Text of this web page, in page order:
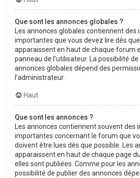
Que sont les annonces globales ?
Les annonces globales contiennent
importantes que vous devez lire dès
apparaissent en haut de chaque forum
panneau de l’utilisateur. La possibilité
annonces globales dépend des
l’administrateur.
Haut
Que sont les annonces ?
Les annonces contiennent souvent des
importantes concernant le forum que
doivent être lues dès que possible. Les
apparaissent en haut de chaque page
elles sont publiées. Comme pour les
possibilité de publier des annonces